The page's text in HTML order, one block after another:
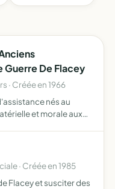
De Flacey
· Créée en 1966
nés au
et morale aux
· Créée en 1985
Flacey et susciter des